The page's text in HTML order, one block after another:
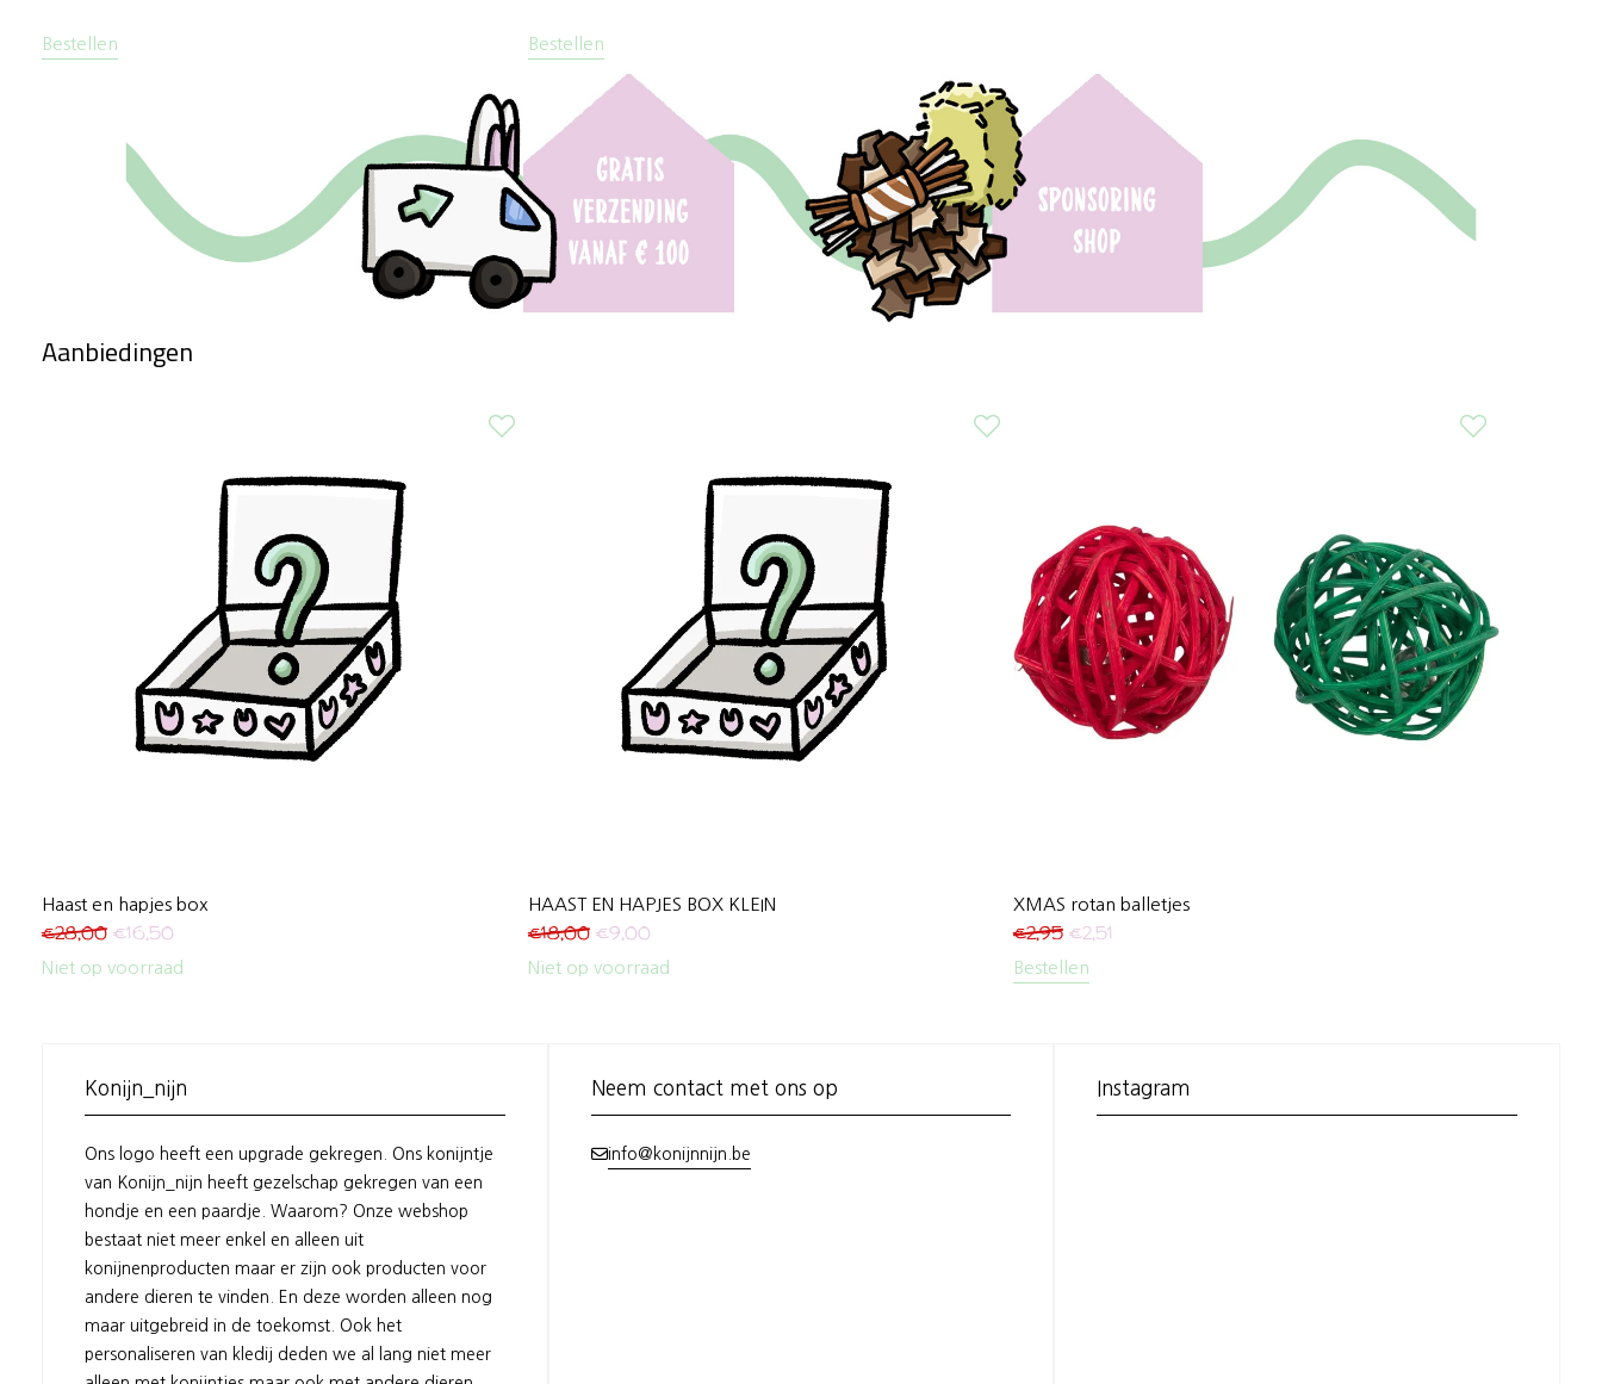
Bestellen Bestellen
Aanbiedingen
Haast en hapjes box
€28,00 €16,50
Niet op voorraad
HAAST EN HAPJES BOX KLEIN
€18,00 €9,00
Niet op voorraad
XMAS rotan balletjes
€2,95 €2,51
Bestellen
Konijn_nijn
Ons logo heeft een upgrade gekregen. Ons konijntje
van Konijn_nijn heeft gezelschap gekregen van een
hondje en een paardje. Waarom? Onze webshop
bestaat niet meer enkel en alleen uit
konijnenproducten maar er zijn ook producten voor
andere dieren te vinden. En deze worden alleen nog
maar uitgebreid in de toekomst. Ook het
personaliseren van kledij deden we al lang niet meer
Neem contact met ons op
info@konijnnijn.be
Instagram